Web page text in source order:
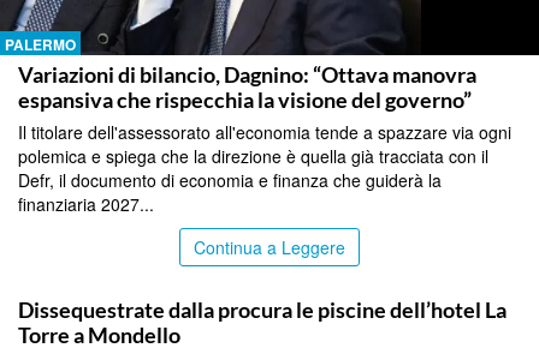
PALERMO
Variazioni di bilancio, Dagnino: “Ottava manovra
espansiva che rispecchia la visione del governo”
Il titolare dell'assessorato all'economia tende a spazzare via ogni
polemica e spiega che la direzione è quella già tracciata con il
Defr, il documento di economia e finanza che guiderà la
finanziaria 2027...
Continua a Leggere
Dissequestrate dalla procura le piscine dell’hotel La
Torre a Mondello